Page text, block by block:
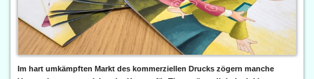
Im hart umkämpften Markt des kommerziellen Drucks zögern manche